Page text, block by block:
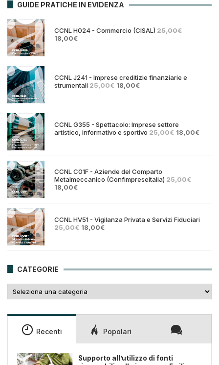
GUIDE PRATICHE IN EVIDENZA
CCNL H024 - Commercio (CISAL) 25,00€
Il
era:
18,00€Il
è:
CCNL J241 - Imprese creditizie finanziarie e
strumentali25,00€ Il
era:
18,00€Il
è:
CCNL G355 - Spettacolo: Imprese settore
artistico, informativo e sportivo 25,00€ Il
era:
18,00€Il
è:
CCNL C01F - Aziende del Comparto
Metalmeccanico (Confimpreseitalia) 25,00€
Il
originale
25,00€.
18,00€Il
attuale
18,00€.
CCNL HV51 - Vigilanza Privata e Servizi Fiduciari
25,00€ Il
era:
18,00€Il
è:
CATEGORIE
Recenti Popolari
Supporto all’utilizzo di fonti